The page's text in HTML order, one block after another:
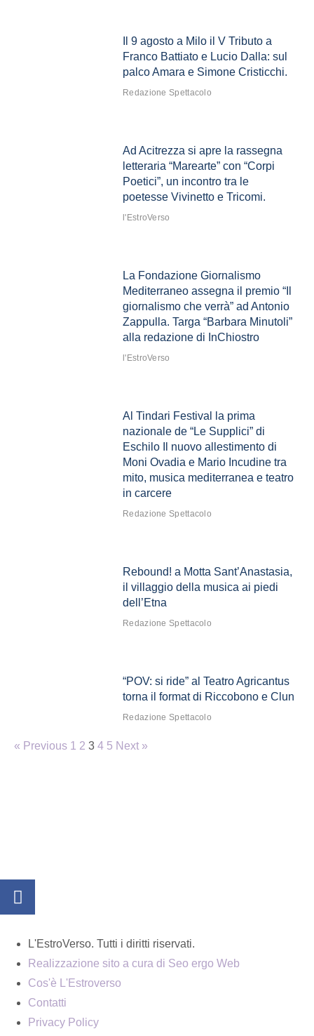
Il 9 agosto a Milo il V Tributo a
Franco Battiato e Lucio Dalla: sul
palco Amara e Simone Cristicchi.
Redazione Spettacolo
Ad Acitrezza si apre la rassegna
letteraria “Marearte” con “Corpi
Poetici”, un incontro tra le
poetesse Vivinetto e Tricomi.
l'EstroVerso
La Fondazione Giornalismo
Mediterraneo assegna il premio “Il
giornalismo che verrà” ad Antonio
Zappulla. Targa “Barbara Minutoli”
alla redazione di InChiostro
l'EstroVerso
Al Tindari Festival la prima
nazionale de “Le Supplici” di
Eschilo Il nuovo allestimento di
Moni Ovadia e Mario Incudine tra
mito, musica mediterranea e teatro
in carcere
Redazione Spettacolo
Rebound! a Motta Sant’Anastasia,
il villaggio della musica ai piedi
dell’Etna
Redazione Spettacolo
“POV: si ride” al Teatro Agricantus
torna il format di Riccobono e Clun
Redazione Spettacolo
« Previous 1 2 3 4 5 Next »
L'EstroVerso. Tutti i diritti riservati.
Realizzazione sito a cura di Seo ergo Web
Cos'è L'Estroverso
Contatti
Privacy Policy